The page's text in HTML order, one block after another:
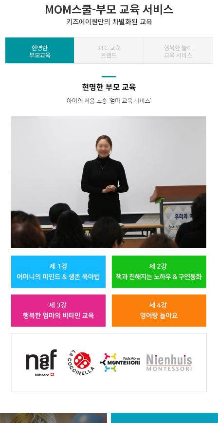
MOM스쿨-부모 교육 서비스
키즈에이원만의 차별화된 교육
현명한
부모교육
21C 교육
트랜드
행복한 놀이
교육 서비스